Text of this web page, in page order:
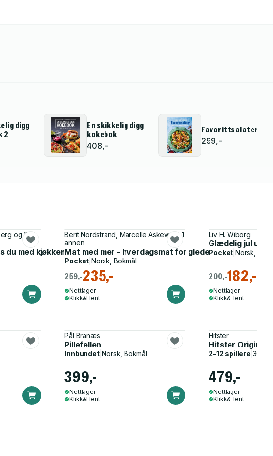
digg
2
En skikkelig digg
kokebok
408,-
Favorittsalater
299,-
og 2
du med kjøkkenhagen
Berit Nordstrand, Marcelle Askew og 1
annen
Mat med mer - hverdagsmat for glede, overskudd og
Pocket Norsk, Bokmål
259,-235,-
Nettlager
Klikk&Hent
Liv H. Wiborg
Glædelig jul
Pocket |Norsk,
200,-182,-
Nettlager
Klikk&Hent
Pål Branæs
Pillefellen
Innbundet|Norsk, Bokmål
399,-
Nettlager
Klikk&Hent
Hitster
Hitster Original
2–12 spillere
479,-
Nettlager
Klikk&Hent